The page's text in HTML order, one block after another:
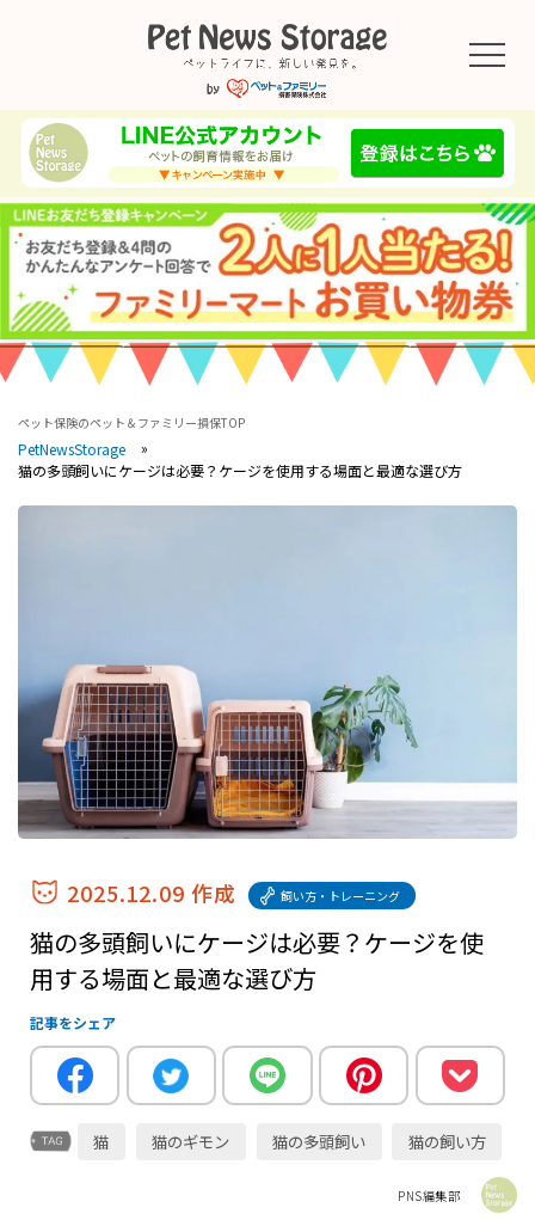
ペット保険のペット＆ファミリー損保TOP
PetNewsStorage
猫の多頭飼いにケージは必要？ケージを使用する場面と最適な選び方
2025.12.09 作成 飼い方・トレーニング
猫の多頭飼いにケージは必要？ケージを使
用する場面と最適な選び方
記事をシェア
猫 猫のギモン 猫の多頭飼い 猫の飼い方
PNS編集部